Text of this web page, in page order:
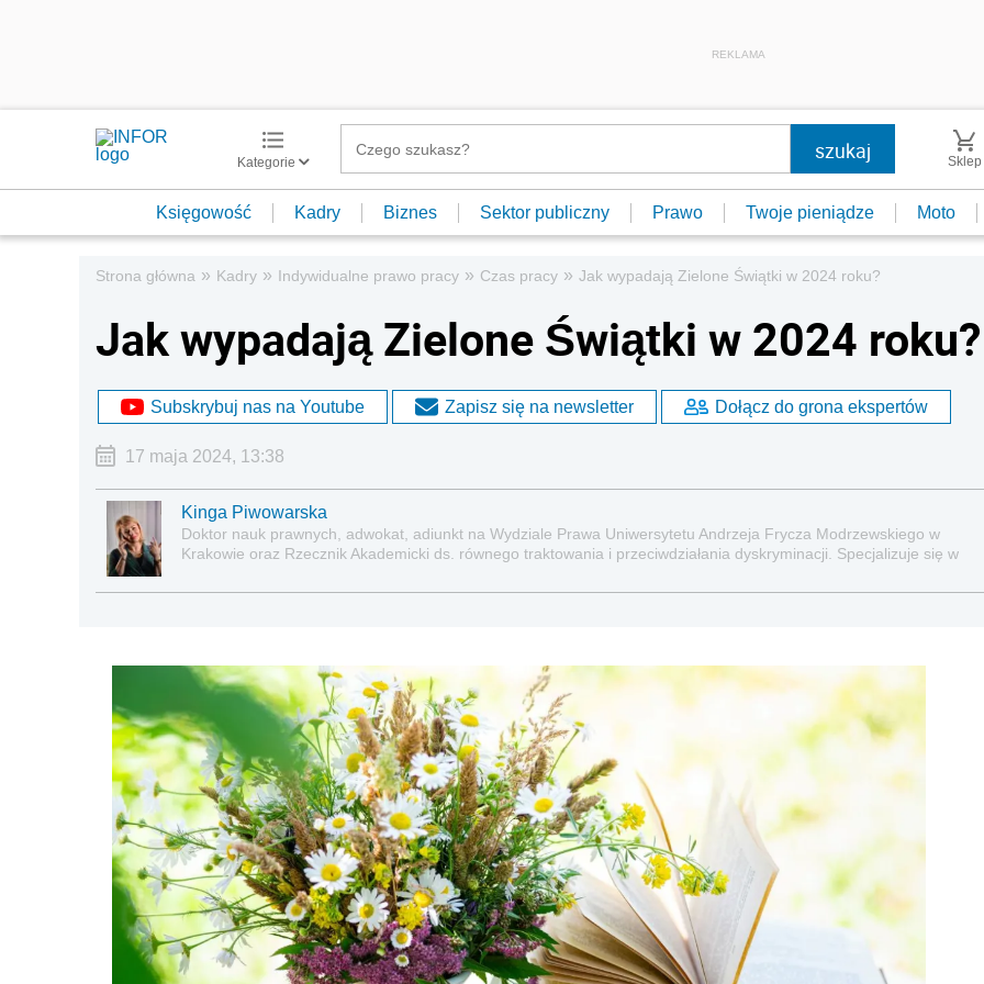
REKLAMA
Kategorie Sklep
Księgowość Kadry Biznes Sektor publiczny Prawo Twoje pieniądze Moto
Strona główna » Kadry » Indywidualne prawo pracy » Czas pracy » Jak wypadają Zielone Świątki w 2024 roku?
Jak wypadają Zielone Świątki w 2024 roku?
Subskrybuj nas na Youtube Zapisz się na newsletter Dołącz do grona ekspertów
17 maja 2024, 13:38
Kinga Piwowarska
Doktor nauk prawnych, adwokat, adiunkt na Wydziale Prawa Uniwersytetu Andrzeja Frycza Modrzewskiego w
Krakowie oraz Rzecznik Akademicki ds. równego traktowania i przeciwdziałania dyskryminacji. Specjalizuje się w
socjalną.